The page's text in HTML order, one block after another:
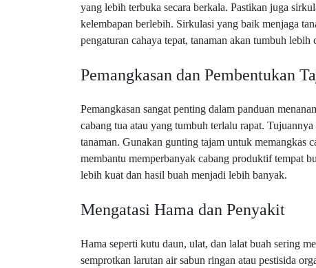
yang lebih terbuka secara berkala. Pastikan juga
kelembapan berlebih. Sirkulasi yang baik menjaga
pengaturan cahaya tepat, tanaman akan tumbuh lebih
Pemangkasan dan Pembentukan
Pemangkasan sangat penting dalam panduan
cabang tua atau yang tumbuh terlalu rapat.
tanaman. Gunakan gunting tajam untuk memangkas
membantu memperbanyak cabang produktif tempat
lebih kuat dan hasil buah menjadi lebih banyak.
Mengatasi Hama dan Penyakit
Hama seperti kutu daun, ulat, dan lalat buah sering
semprotkan larutan air sabun ringan atau pestisida